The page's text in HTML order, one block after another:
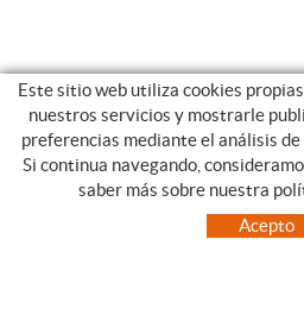
CATEGORIAS
Este sitio web utiliza cookies
nuestros servicios y mostrarle
preferencias mediante el análisis de
Si continua navegando,
saber más sobre nuestra
Acepto